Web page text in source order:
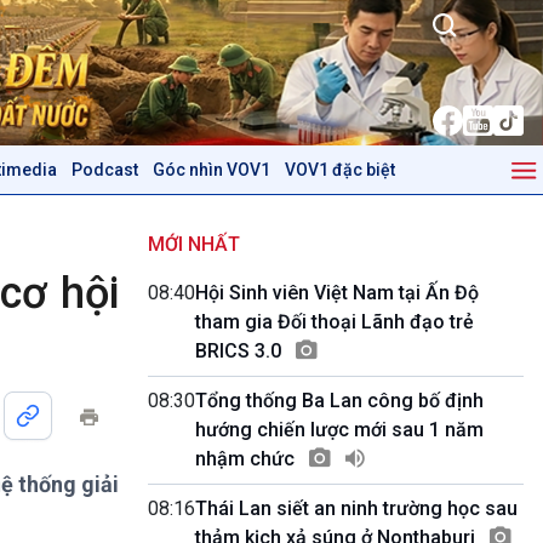
Podcast Góc nhìn VOV1 VOV1 đặc biệt
Trước giờ mở cửa
Dòng chảy Kinh tế
Tuyên chiến với gian lận
thương mại
Mùa vàng
Biển đảo Việt Nam
Tâm tình biên giới và hải
Tìm hiểu biển, đảo Việt
Nam
Podcast
Góc nhìn VOV1
Bình luận
hội
thống giải
MỚI NHẤT
08:40Hội Sinh viên Việt Nam tại Ấn Độ
tham gia Đối thoại Lãnh đạo trẻ
BRICS 3.0
08:30Tổng thống Ba Lan công bố định
hướng chiến lược mới sau 1 năm
nhậm chức
08:16Thái Lan siết an ninh trường học sau
thảm kịch xả súng ở Nonthaburi